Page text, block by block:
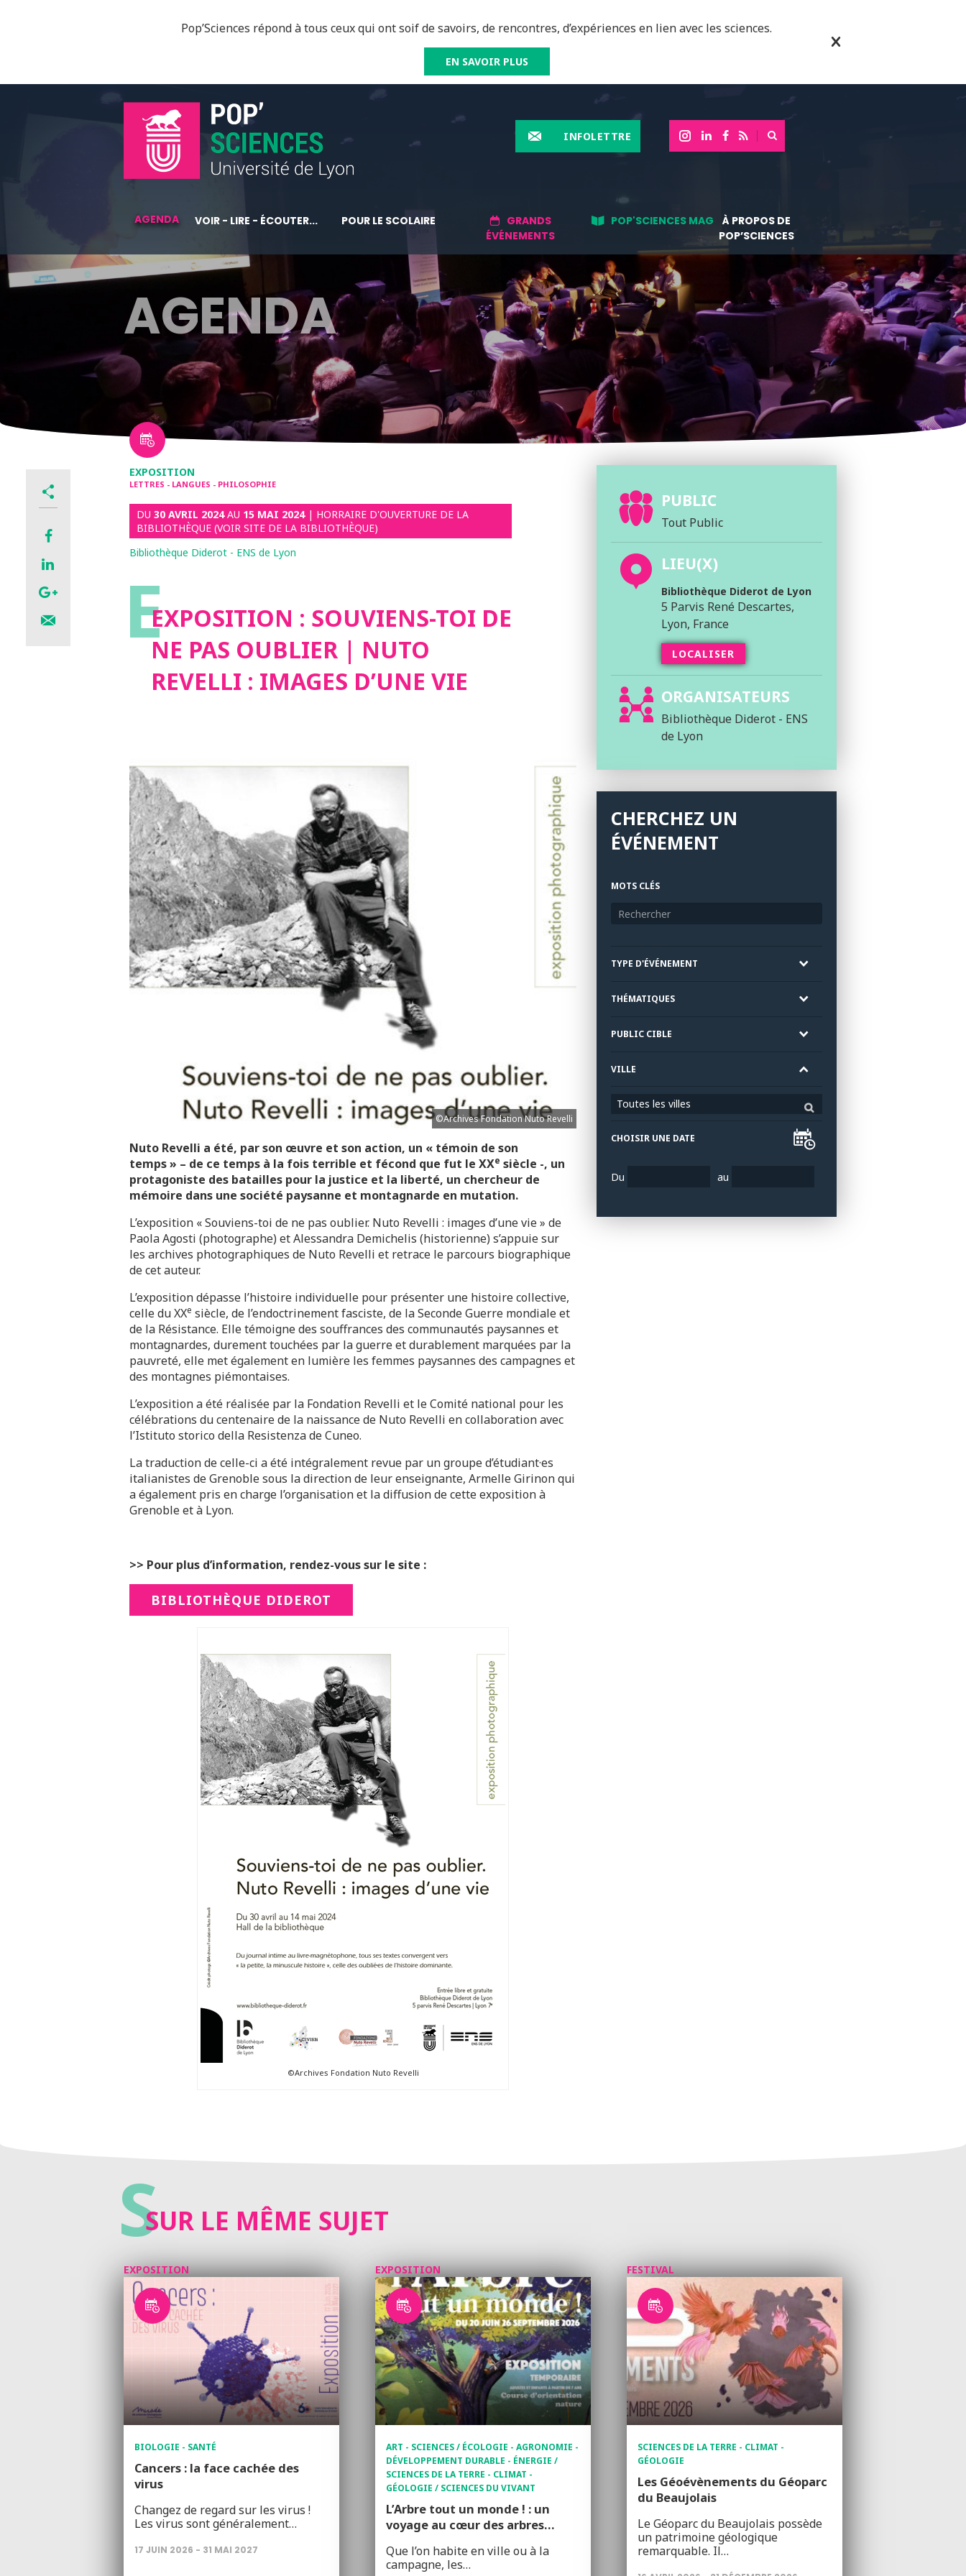
Pop’Sciences répond à tous ceux qui ont soif de savoirs, de rencontres, d’expériences en lien avec les sciences.
EN SAVOIR PLUS
INFOLETTRE
AGENDA VOIR - LIRE - ÉCOUTER... POUR LE SCOLAIRE
GRANDS
ÉVÉNEMENTS
POP'SCIENCES MAG
À PROPOS DE
POP’SCIENCES
AGENDA
EXPOSITION
LETTRES - LANGUES - PHILOSOPHIE
DU 30 AVRIL 2024AU 15 MAI 2024 | HORRAIRE D'OUVERTURE DE LA
BIBLIOTHÈQUE (VOIR SITE DE LA BIBLIOTHÈQUE)
Bibliothèque Diderot - ENS de Lyon
EEXPOSITION : SOUVIENS-TOI DE
NE PAS OUBLIER | NUTO
REVELLI : IMAGES D’UNE VIE
©Archives Fondation Nuto Revelli
Nuto Revelli a été, par son œuvre et son action, un « témoin de son
temps » – de ce temps à la fois terrible et fécond que fut le XXe siècle -, un
protagoniste des batailles pour la justice et la liberté, un chercheur de
mémoire dans une société paysanne et montagnarde en mutation.
L’exposition « Souviens-toi de ne pas oublier. Nuto Revelli : images d’une vie » de
Paola Agosti (photographe) et Alessandra Demichelis (historienne) s’appuie sur
les archives photographiques de Nuto Revelli et retrace le parcours biographique
de cet auteur.
L’exposition dépasse l’histoire individuelle pour présenter une histoire collective,
celle du XXe siècle, de l’endoctrinement fasciste, de la Seconde Guerre mondiale et
de la Résistance. Elle témoigne des souffrances des communautés paysannes et
montagnardes, durement touchées par la guerre et durablement marquées par la
pauvreté, elle met également en lumière les femmes paysannes des campagnes et
des montagnes piémontaises.
L’exposition a été réalisée par la Fondation Revelli et le Comité national pour les
célébrations du centenaire de la naissance de Nuto Revelli en collaboration avec
l’Istituto storico della Resistenza de Cuneo.
La traduction de celle-ci a été intégralement revue par un groupe d’étudiant·es
italianistes de Grenoble sous la direction de leur enseignante, Armelle Girinon qui
a également pris en charge l’organisation et la diffusion de cette exposition à
Grenoble et à Lyon.
>> Pour plus d’information, rendez-vous sur le site :
BIBLIOTHÈQUE DIDEROT
©Archives Fondation Nuto Revelli
PUBLIC
Tout Public
LIEU(X)
Bibliothèque Diderot de Lyon
5 Parvis René Descartes,
Lyon, France
LOCALISER
ORGANISATEURS
Bibliothèque Diderot - ENS
de Lyon
CHERCHEZ UN
ÉVÉNEMENT
MOTS CLÉS
TYPE D'ÉVÉNEMENT
THÉMATIQUES
PUBLIC CIBLE
VILLE
Toutes les villes
CHOISIR UNE DATE
Du au
SSUR LE MÊME SUJET
EXPOSITION
BIOLOGIE - SANTÉ
Cancers : la face cachée des
virus
Changez de regard sur les virus !
Les virus sont généralement…
17 JUIN 2026 - 31 MAI 2027
EXPOSITION
ART - SCIENCES / ÉCOLOGIE - AGRONOMIE -
DÉVELOPPEMENT DURABLE - ÉNERGIE /
SCIENCES DE LA TERRE - CLIMAT -
GÉOLOGIE / SCIENCES DU VIVANT
L’Arbre tout un monde ! : un
voyage au cœur des arbres…
Que l’on habite en ville ou à la
campagne, les…
FESTIVAL
SCIENCES DE LA TERRE - CLIMAT -
GÉOLOGIE
Les Géoévènements du Géoparc
du Beaujolais
Le Géoparc du Beaujolais possède
un patrimoine géologique
remarquable. Il…